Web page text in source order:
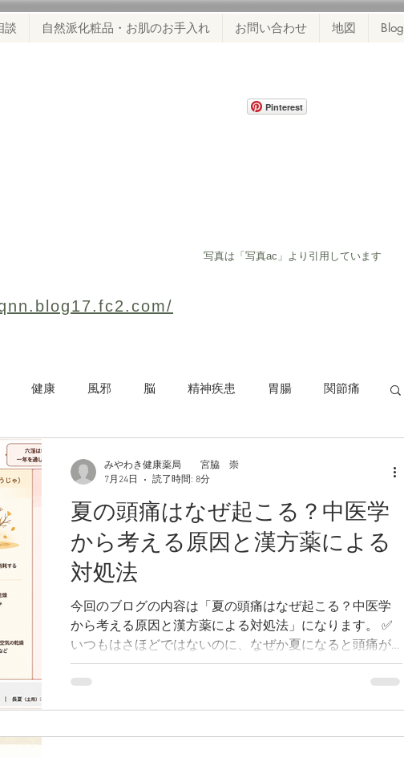
談 自然派化粧品・お肌のお手入れ お問い合わせ 地図 Blog
Pinterest
​写真は「写真ac」より引用しています
健康 風邪 脳 精神疾患 胃腸 関節痛
スマホ決済
うつ 出産 妊娠 喫煙 肥満 寿命
夏の頭痛はなぜ起こる？中医学
から考える原因と漢方薬による
対処法
今回のブログの内容は「夏の頭痛はなぜ起こる？中医学
から考える原因と漢方薬による対処法」になります。 ✅
いつもはさほどではないのに、なぜか夏になると頭痛が
出やすくなる… ✅夏になるとひどい頭痛が頻発する ✅暑
くなるとめまいや頭痛、頭重感などの頭部の症状が多く
みやわき健康薬局 宮脇 崇
7月24日
読了時間: 8分